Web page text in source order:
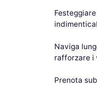
Naviga
rafforzare i
Prenota